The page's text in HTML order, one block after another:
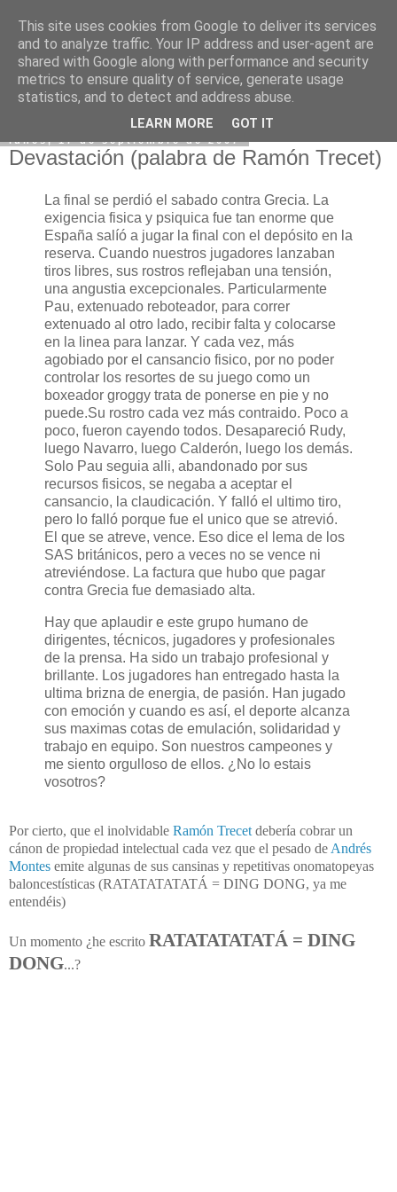
lunes, 17 de septiembre de 2007
Devastación (palabra de Ramón Trecet)
La final se perdió el sabado contra Grecia. La
exigencia fisica y psiquica fue tan enorme que
España salíó a jugar la final con el depósito en la
reserva. Cuando nuestros jugadores lanzaban
tiros libres, sus rostros reflejaban una tensión,
una angustia excepcionales. Particularmente
Pau, extenuado reboteador, para correr
extenuado al otro lado, recibir falta y colocarse
en la linea para lanzar. Y cada vez, más
agobiado por el cansancio fisico, por no poder
controlar los resortes de su juego como un
boxeador groggy trata de ponerse en pie y no
puede.Su rostro cada vez más contraido. Poco a
poco, fueron cayendo todos. Desapareció Rudy,
luego Navarro, luego Calderón, luego los demás.
Solo Pau seguia alli, abandonado por sus
recursos fisicos, se negaba a aceptar el
cansancio, la claudicación. Y falló el ultimo tiro,
pero lo falló porque fue el unico que se atrevió.
El que se atreve, vence. Eso dice el lema de los
SAS británicos, pero a veces no se vence ni
atreviéndose. La factura que hubo que pagar
contra Grecia fue demasiado alta.
Hay que aplaudir e este grupo humano de
dirigentes, técnicos, jugadores y profesionales
de la prensa. Ha sido un trabajo profesional y
brillante. Los jugadores han entregado hasta la
ultima brizna de energia, de pasión. Han jugado
con emoción y cuando es así, el deporte alcanza
sus maximas cotas de emulación, solidaridad y
trabajo en equipo. Son nuestros campeones y
me siento orgulloso de ellos. ¿No lo estais
vosotros?
Por cierto, que el inolvidable Ramón Trecetdebería cobrar un
cánon de propiedad intelectual cada vez que el pesado deAndrés
Montes emite algunas de sus cansinas y repetitivas onomatopeyas
baloncestísticas (RATATATATATÁ = DING DONG, ya me
entendéis)
Un momento ¿he escrito RATATATATATÁ = DING
DONG...?
This site uses cookies from Google to deliver its services
and to analyze traffic. Your IP address and user-agent are
shared with Google along with performance and security
metrics to ensure quality of service, generate usage
statistics, and to detect and address abuse.
LEARN MORE GOT IT